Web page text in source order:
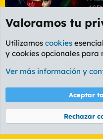
Foro General
Cookies
PL
Términos y
Community platform by XenForo® ©
Valoramos tu
Utilizamos cookies
y cookies opcionales para
Ver más información y
Aceptar
Rechazar